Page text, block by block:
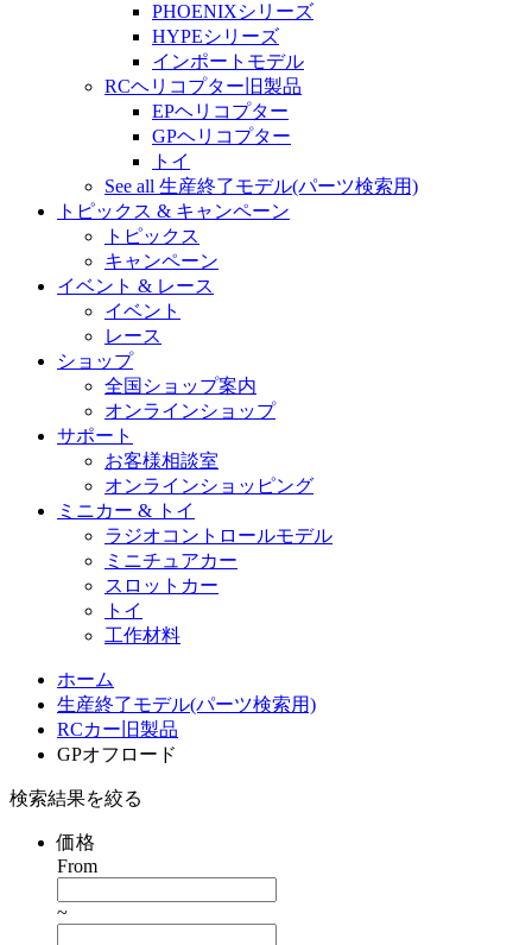
PHOENIXシリーズ
HYPEシリーズ
インポートモデル
RCヘリコプター旧製品
EPヘリコプター
GPヘリコプター
トイ
See all 生産終了モデル(パーツ検索用)
トピックス & キャンペーン
トピックス
キャンペーン
イベント & レース
イベント
レース
ショップ
全国ショップ案内
オンラインショップ
サポート
お客様相談室
オンラインショッピング
ミニカー & トイ
ラジオコントロールモデル
ミニチュアカー
スロットカー
トイ
工作材料
ホーム
生産終了モデル(パーツ検索用)
RCカー旧製品
GPオフロード
検索結果を絞る
価格
From
~